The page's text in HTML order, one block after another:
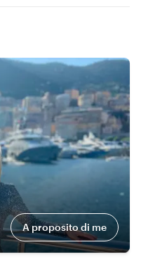
A proposito di me